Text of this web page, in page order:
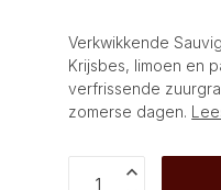
Verkwikkende
Krijsbes, limoen en
verfrissende
zomerse dagen.